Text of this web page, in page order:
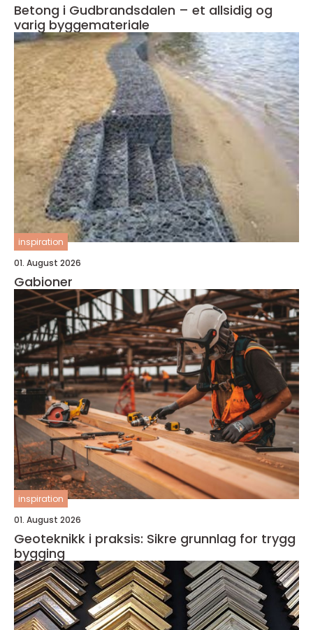
Betong i Gudbrandsdalen – et allsidig og
varig byggemateriale
inspiration
01. August 2026
Gabioner
inspiration
01. August 2026
Geoteknikk i praksis: Sikre grunnlag for trygg
bygging